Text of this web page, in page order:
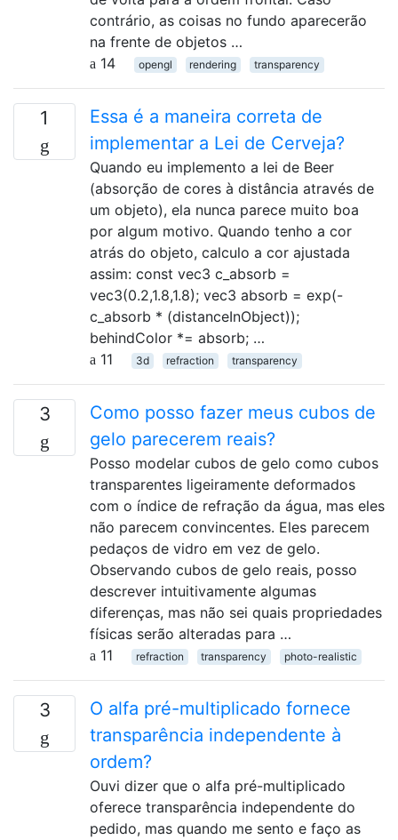
contrário, as coisas no fundo aparecerão
na frente de objetos …
14
opengl rendering transparency
1
Essa é a maneira correta de
implementar a Lei de Cerveja?
Quando eu implemento a lei de Beer
(absorção de cores à distância através de
um objeto), ela nunca parece muito boa
por algum motivo. Quando tenho a cor
atrás do objeto, calculo a cor ajustada
assim: const vec3 c_absorb =
vec3(0.2,1.8,1.8); vec3 absorb = exp(-
c_absorb * (distanceInObject));
behindColor *= absorb; …
11
3d refraction transparency
3
Como posso fazer meus cubos de
gelo parecerem reais?
Posso modelar cubos de gelo como cubos
transparentes ligeiramente deformados
com o índice de refração da água, mas eles
não parecem convincentes. Eles parecem
pedaços de vidro em vez de gelo.
Observando cubos de gelo reais, posso
descrever intuitivamente algumas
diferenças, mas não sei quais propriedades
físicas serão alteradas para …
11
refraction transparency photo-realistic
3
O alfa pré-multiplicado fornece
transparência independente à
ordem?
Ouvi dizer que o alfa pré-multiplicado
oferece transparência independente do
pedido, mas quando me sento e faço as